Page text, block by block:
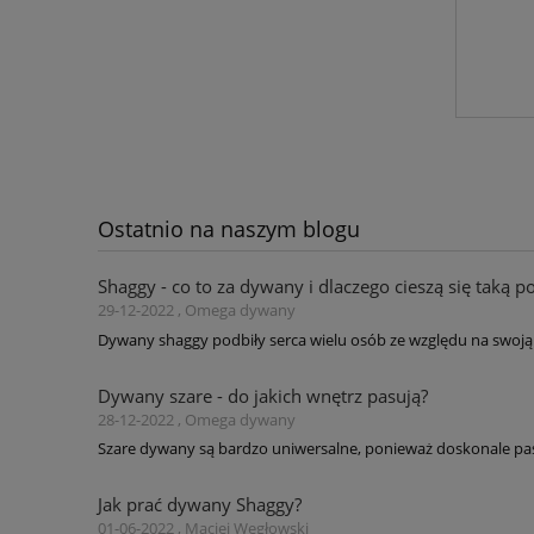
Ostatnio na naszym blogu
Shaggy - co to za dywany i dlaczego cieszą się taką
29-12-2022 , Omega dywany
Dywany shaggy podbiły serca wielu osób ze względu na
Dywany szare - do jakich wnętrz pasują?
28-12-2022 , Omega dywany
Szare dywany są bardzo uniwersalne, ponieważ doskonale
Jak prać dywany Shaggy?
01-06-2022 , Maciej Węgłowski